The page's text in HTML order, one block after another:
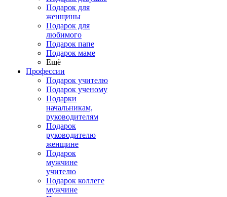
Подарок для
женщины
Подарок для
любимого
Подарок папе
Подарок маме
Ещё
Профессии
Подарок учителю
Подарок ученому
Подарки
начальникам,
руководителям
Подарок
руководителю
женщине
Подарок
мужчине
учителю
Подарок коллеге
мужчине